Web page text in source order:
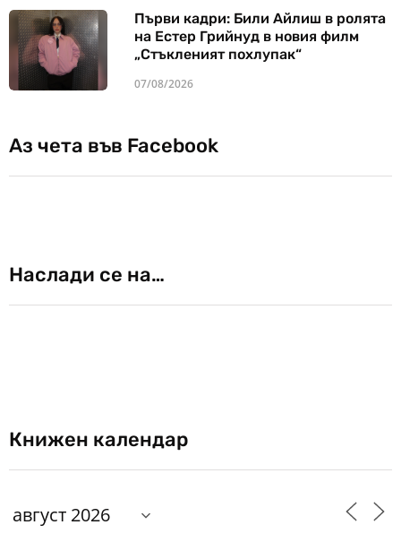
Първи кадри: Били Айлиш в ролята
на Естер Грийнуд в новия филм
„Стъкленият похлупак“
07/08/2026
Аз чета във Facebook
Наслади се на…
Книжен календар